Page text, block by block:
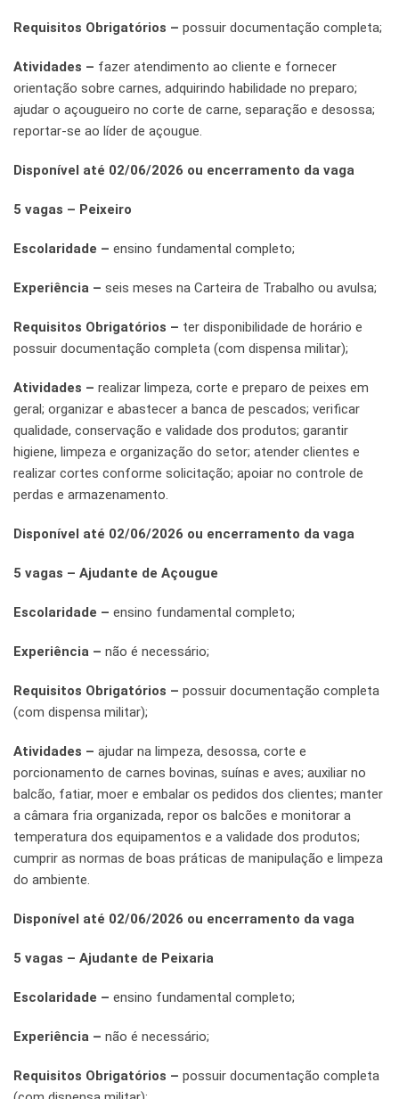
Requisitos Obrigatórios – possuir documentação completa;
Atividades – fazer atendimento ao cliente e fornecer
orientação sobre carnes, adquirindo habilidade no preparo;
ajudar o açougueiro no corte de carne, separação e desossa;
reportar-se ao líder de açougue.
Disponível até 02/06/2026 ou encerramento da vaga
5 vagas – Peixeiro
Escolaridade – ensino fundamental completo;
Experiência – seis meses na Carteira de Trabalho ou avulsa;
Requisitos Obrigatórios – ter disponibilidade de horário e
possuir documentação completa (com dispensa militar);
Atividades – realizar limpeza, corte e preparo de peixes em
geral; organizar e abastecer a banca de pescados; verificar
qualidade, conservação e validade dos produtos; garantir
higiene, limpeza e organização do setor; atender clientes e
realizar cortes conforme solicitação; apoiar no controle de
perdas e armazenamento.
Disponível até 02/06/2026 ou encerramento da vaga
5 vagas – Ajudante de Açougue
Escolaridade – ensino fundamental completo;
Experiência – não é necessário;
Requisitos Obrigatórios – possuir documentação completa
(com dispensa militar);
Atividades – ajudar na limpeza, desossa, corte e
porcionamento de carnes bovinas, suínas e aves; auxiliar no
balcão, fatiar, moer e embalar os pedidos dos clientes; manter
a câmara fria organizada, repor os balcões e monitorar a
temperatura dos equipamentos e a validade dos produtos;
cumprir as normas de boas práticas de manipulação e limpeza
do ambiente.
Disponível até 02/06/2026 ou encerramento da vaga
5 vagas – Ajudante de Peixaria
Escolaridade – ensino fundamental completo;
Experiência – não é necessário;
Requisitos Obrigatórios – possuir documentação completa